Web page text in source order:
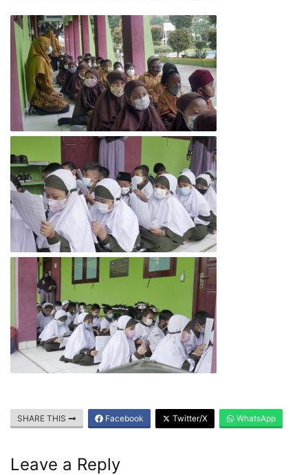
SHARE THIS Facebook Twitter/X WhatsApp
Leave a Reply